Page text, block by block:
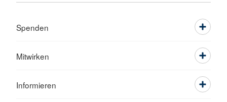
Spenden
Mitwirken
Informieren